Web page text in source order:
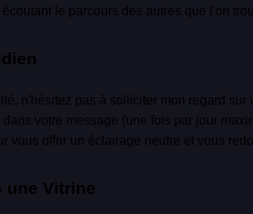
le parcours des autres que l'on
n'hésitez pas à solliciter mon regard
votre message (une fois par jour
vous offrir un éclairage neutre et vous
une Vitrine